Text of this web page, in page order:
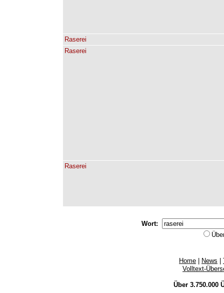
Raserei
Raserei
Raserei
Wort:
Home News
Volltext-
Über 3.750.000